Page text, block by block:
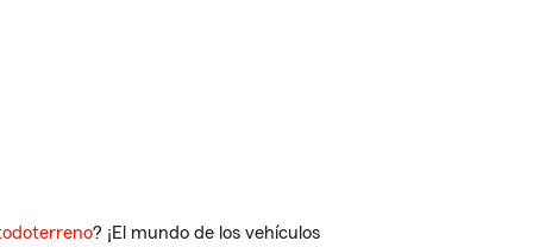
? ¡El mundo de los vehículos